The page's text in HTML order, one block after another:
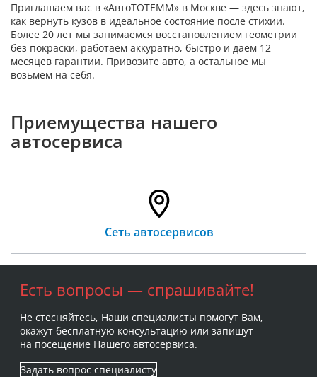
Приглашаем вас в «АвтоТОТЕММ» в Москве — здесь знают,
как вернуть кузов в идеальное состояние после стихии.
Более 20 лет мы занимаемся восстановлением геометрии
без покраски, работаем аккуратно, быстро и даем 12
месяцев гарантии. Привозите авто, а остальное мы
возьмем на себя.
Приемущества нашего
автосервиса
Сеть автосервисов
Есть вопросы — спрашивайте!
Не стесняйтесь, Наши специалисты помогут Вам,
окажут бесплатную консультацию или запишут
на посещение Нашего автосервиса.
Задать вопрос специалисту